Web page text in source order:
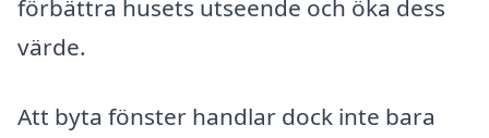
förbättra husets utseende och öka dess
värde.
Att byta fönster handlar dock inte bara